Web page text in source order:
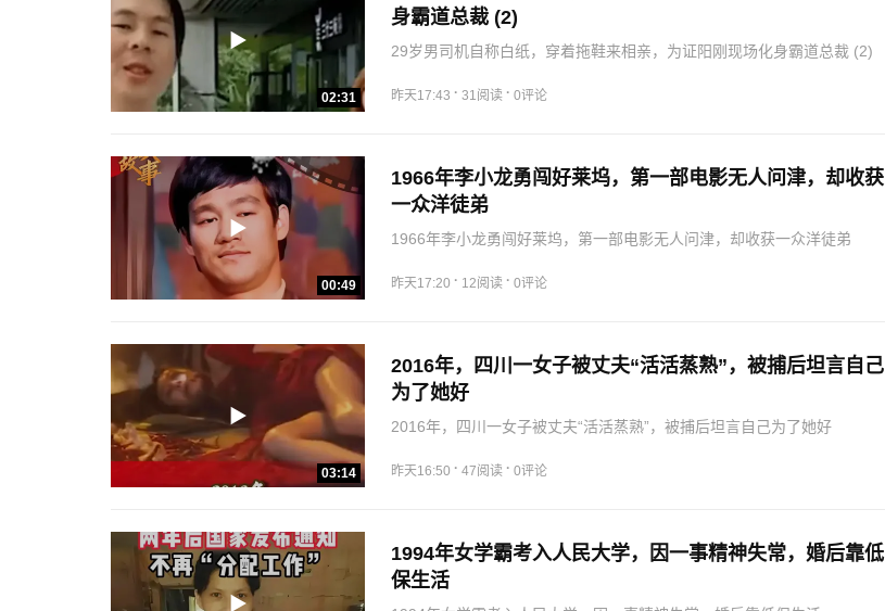
02:31
身霸道总裁 (2)
29岁男司机自称白纸，穿着拖鞋来相亲，为证阳刚现场化身霸道总裁 (2)
昨天17:43 · 31阅读 · 0评论
00:49
1966年李小龙勇闯好莱坞，第一部电影无人问津，却收获
一众洋徒弟
1966年李小龙勇闯好莱坞，第一部电影无人问津，却收获一众洋徒弟
昨天17:20 · 12阅读 · 0评论
03:14
2016年，四川一女子被丈夫“活活蒸熟”，被捕后坦言自己
为了她好
2016年，四川一女子被丈夫“活活蒸熟”，被捕后坦言自己为了她好
昨天16:50 · 47阅读 · 0评论
1994年女学霸考入人民大学，因一事精神失常，婚后靠低
保生活